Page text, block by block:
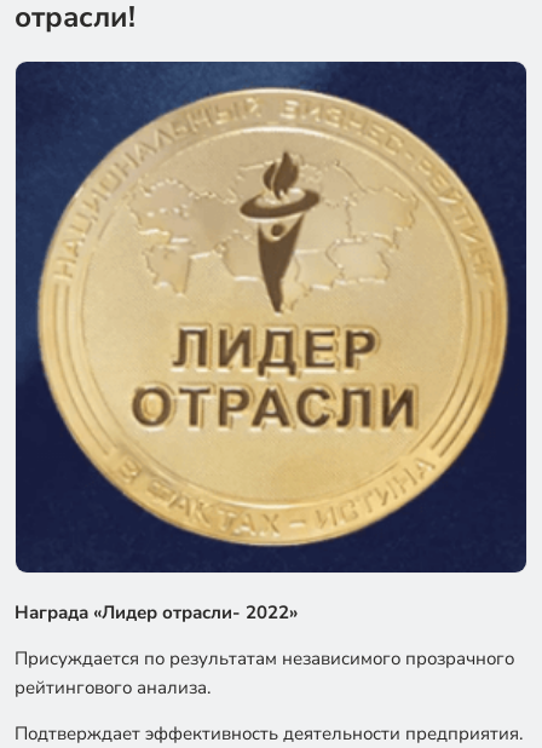
отрасли!
Награда «Лидер отрасли- 2022»
Присуждается по результатам независимого прозрачного
рейтингового анализа.
Подтверждает эффективность деятельности предприятия.